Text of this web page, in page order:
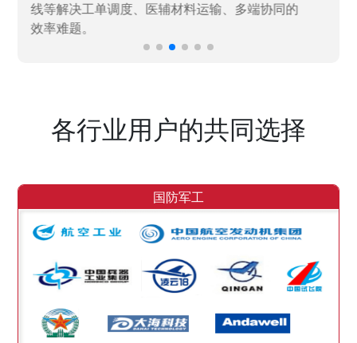
各行业用户的共同选择
国防军工